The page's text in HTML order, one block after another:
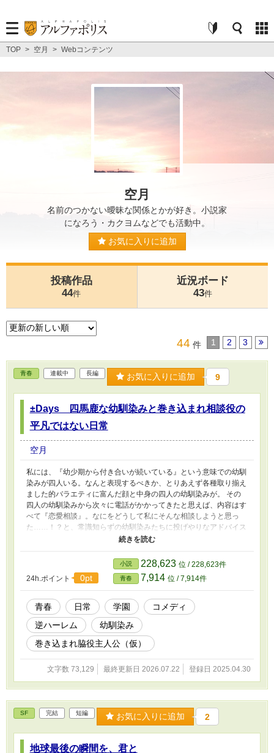
TOP > 空月 > Webコンテンツ
空月
名前のつかない曖昧な関係とかが好き。小説家
になろう・カクヨムなどでも活動中。
お気に入りに追加
投稿作品
44件
近況ボード
43件
44 件 1 2 3
青春 連載中 長編 お気に入りに追加 9
±Days 四馬鹿な幼馴染みと巻き込まれ相談役の
平凡ではない日常
空月
私には、『幼少期から付き合いが続いている』という意味での幼馴
染みが四人いる。なんと表現するべきか、とりあえず各種取り揃え
ました的バラエティに富んだ顔と中身の四人の幼馴染みが。 その
四人の幼馴染みから次々に電話がかかってきたと思えば、内容はす
べて『恋愛相談』。なにをどうして私にそんな相談しようと思っ
た……！？と、常識知らずの幼馴染みたちに投げやりなアドバイス
をしてみれば、幼馴染みたちの色ボケ暴走は加速度を増してしま
い……？
24h.ポイント 0pt
小説 228,623 位 / 228,623件
青春 7,914 位 / 7,914件
青春 日常 学園
コメディ
逆ハーレム
幼馴染み
巻き込まれ脇役主人公（仮）
文字数 73,129 最終更新日 2026.07.22 登録日 2025.04.30
SF 完結 短編 お気に入りに追加 2
地球最後の瞬間を、君と